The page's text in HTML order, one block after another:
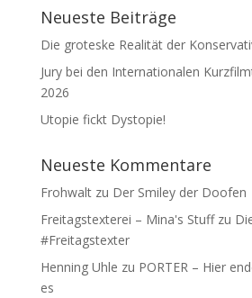
Neueste Beiträge
Die groteske Realität der
Jury bei den Internationalen
2026
Utopie fickt Dystopie!
Neueste Kommentare
Frohwaltzu Der Smiley der Doofen
Freitagstexterei – Mina's Stuffzu
#Freitagstexter
Henning Uhle zu PORTER – Hier
es